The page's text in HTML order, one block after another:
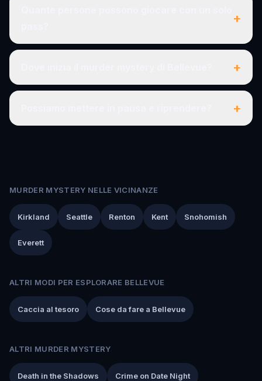
+
+
+
MURDER MYSTERY NELLE VICINANZE
Kirkland Seattle Renton Kent Snohomish
Everett
ALTRI MODI PER ESPLORARE BELLEVUE
Caccia al tesoro Cose da fare a Bellevue
ALTRI MURDER MYSTERY
Death in the Shadows Crime on Date Night